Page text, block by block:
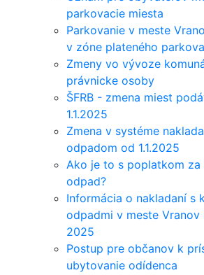
parkovacie miesta
Parkovanie v meste
v zóne plateného
Zmeny vo vývoze
právnicke osoby
ŠFRB - zmena miest
1.1.2025
Zmena v systéme
odpadom od 1.1.2025
Ako je to s poplatkom za
odpad?
Informácia o nakladaní s
odpadmi v meste
2025
Postup pre občanov k
ubytovanie odídenca